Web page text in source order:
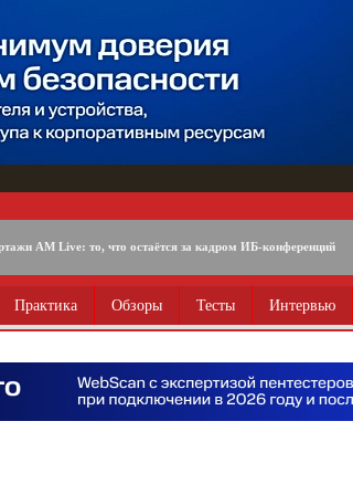
AM Live: то, что остаётся за кадром ИБ-конференций
Практика Обзоры Тесты Интервью